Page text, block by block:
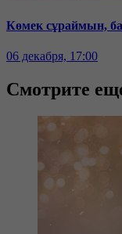
Көмек сұраймын,
06 декабря, 17:00
Смотрите